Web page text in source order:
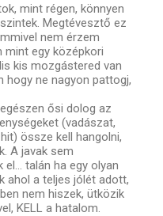
mint régen, könnyen
Megtévesztő ez
nem érzem
mint egy középkori
kis mozgástered van
hogy ne nagyon pattogj,
ősi dolog az
(vadászat,
össze kell hangolni,
A javak sem
talán ha egy olyan
ahol a teljes jólét adott,
nem hiszek, ütközik
KELL a hatalom.